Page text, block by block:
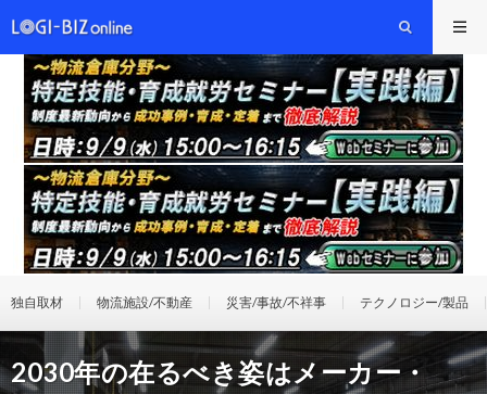
独自取材 物流施設/不動産 災害/事故/不祥事 テクノロジー/製品
2030年の在るべき姿はメーカー・